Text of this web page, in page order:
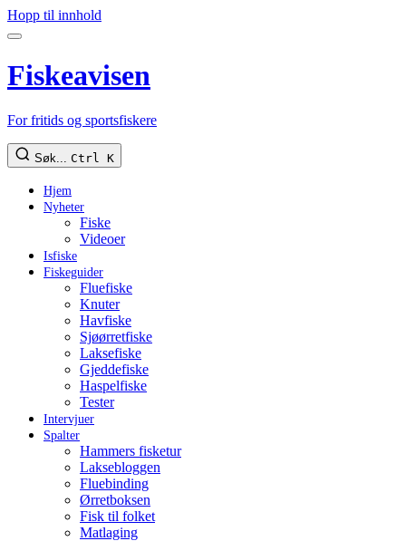
Hopp til innhold
Fiskeavisen
For fritids og sportsfiskere
Søk... Ctrl K
Hjem
Nyheter
Fiske
Videoer
Isfiske
Fiskeguider
Fluefiske
Knuter
Havfiske
Sjøørretfiske
Laksefiske
Gjeddefiske
Haspelfiske
Tester
Intervjuer
Spalter
Hammers fisketur
Laksebloggen
Fluebinding
Ørretboksen
Fisk til folket
Matlaging